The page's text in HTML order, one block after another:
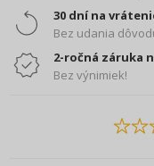
30 dní na
Bez udania
2-ročná záruka
Bez výnimiek!